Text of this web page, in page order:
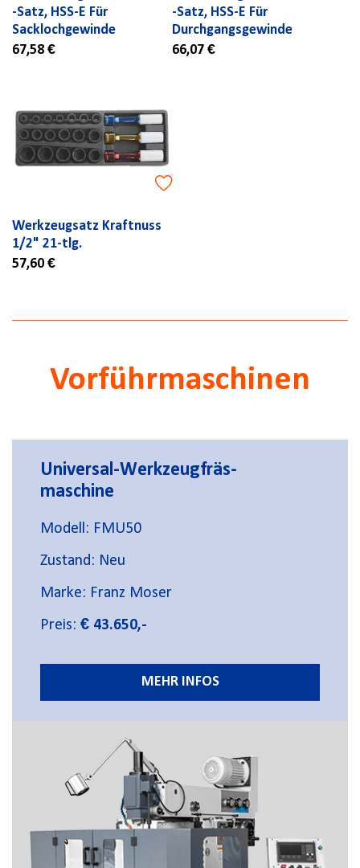
-Satz, HSS-E Für
Sacklochgewinde
67,58 €
-Satz, HSS-E Für
Durchgangsgewinde
66,07 €
Werkzeugsatz Kraftnuss
1/2" 21-tlg.
57,60 €
Vorführmaschinen
Universal-Werkzeugfräs-
maschine
Modell: FMU50
Zustand: Neu
Marke: Franz Moser
Preis: € 43.650,-
MEHR INFOS